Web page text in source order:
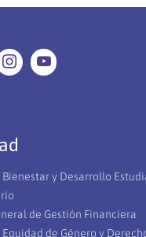
y Desarrollo
de Gestión Financiera
de Género y